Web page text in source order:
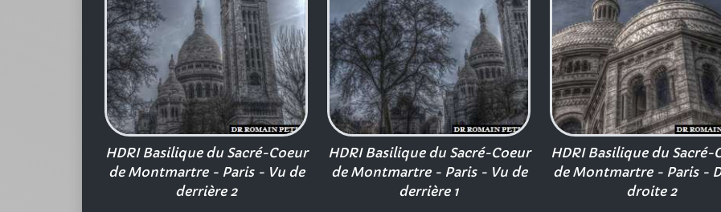
HDRI Basilique du Sacré-Coeur
de Montmartre - Paris - Vu de
derrière 2
HDRI Basilique du Sacré-Coeur
de Montmartre - Paris - Vu de
derrière 1
HDRI Basilique du Sacré-
de Montmartre - Paris -
droite 2